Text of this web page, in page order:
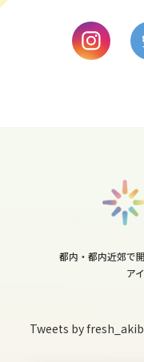
都内・都内近郊で
ア
Tweets by